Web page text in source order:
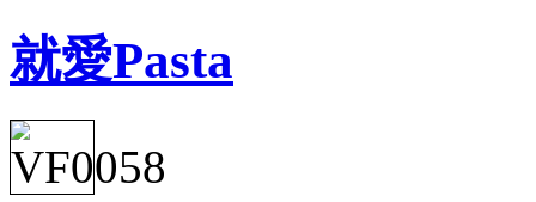
就愛Pasta